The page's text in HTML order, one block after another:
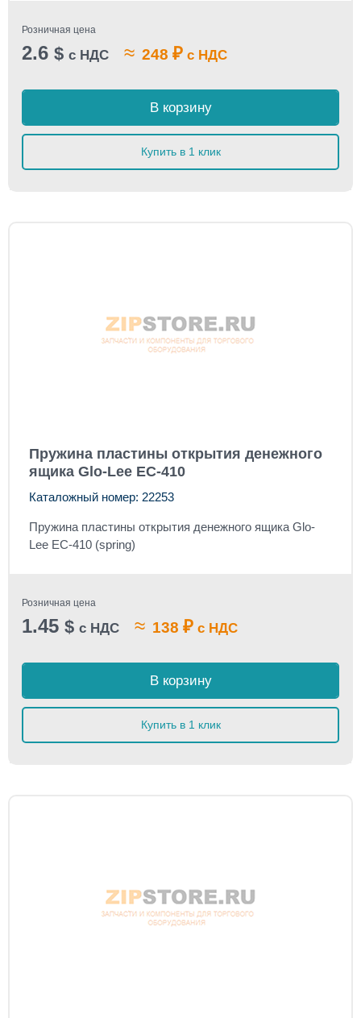
Розничная цена
2.6 $ с НДС ≈ 248 ₽ с НДС
В корзину
Купить в 1 клик
Пружина пластины открытия денежного
ящика Glo-Lee EC-410
Каталожный номер: 22253
Пружина пластины открытия денежного ящика Glo-
Lee EC-410 (spring)
Розничная цена
1.45 $ с НДС ≈ 138 ₽ с НДС
В корзину
Купить в 1 клик